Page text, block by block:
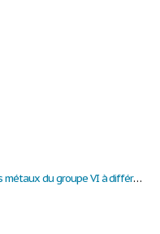
TP2 : Etude et synthèse de complexes des métaux du groupe VI à différents degrés d’oxydation Cr (II) et Mo (0)